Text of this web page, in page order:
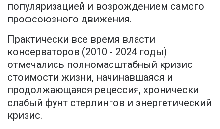
популяризацией и возрождением самого
профсоюзного движения.
Практически все время власти
консерваторов (2010 - 2024 годы)
отмечались полномасштабный кризис
стоимости жизни, начинавшаяся и
продолжающаяся рецессия, хронически
слабый фунт стерлингов и энергетический
кризис.